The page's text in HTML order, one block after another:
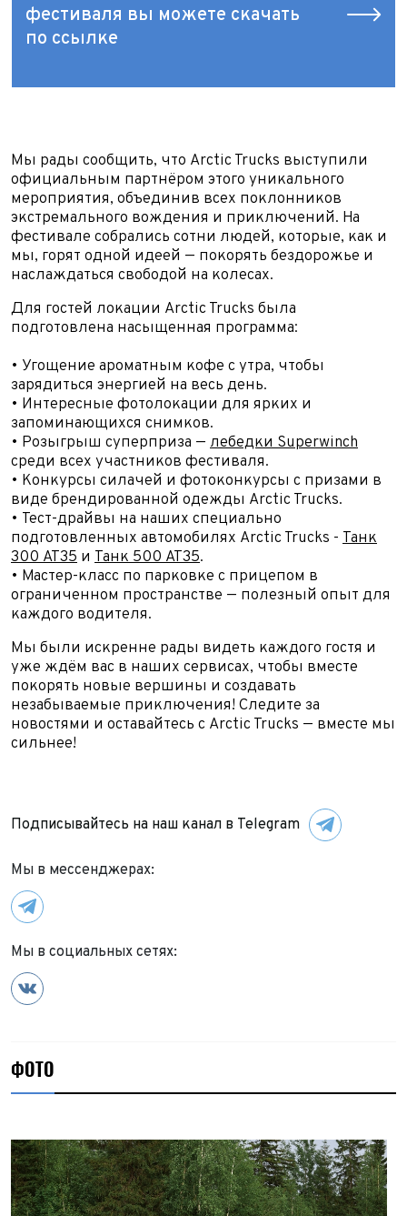
фестиваля вы можете скачать
по ссылке
Мы рады сообщить, что Arctic Trucks выступили
официальным партнёром этого уникального
мероприятия, объединив всех поклонников
экстремального вождения и приключений. На
фестивале собрались сотни людей, которые, как и
мы, горят одной идеей — покорять бездорожье и
наслаждаться свободой на колесах.
Для гостей локации Arctic Trucks была
подготовлена насыщенная программа:
• Угощение ароматным кофе с утра, чтобы
зарядиться энергией на весь день.
• Интересные фотолокации для ярких и
запоминающихся снимков.
• Розыгрыш суперприза — лебедки Superwinch
среди всех участников фестиваля.
• Конкурсы силачей и фотоконкурсы с призами в
виде брендированной одежды Arctic Trucks.
• Тест-драйвы на наших специально
подготовленных автомобилях Arctic Trucks - Танк
300 AT35 и Танк 500 AT35.
• Мастер-класс по парковке с прицепом в
ограниченном пространстве — полезный опыт для
каждого водителя.
Мы были искренне рады видеть каждого гостя и
уже ждём вас в наших сервисах, чтобы вместе
покорять новые вершины и создавать
незабываемые приключения! Следите за
новостями и оставайтесь с Arctic Trucks — вместе мы
сильнее!
Подписывайтесь на наш канал в Telegram
Мы в мессенджерах:
Мы в социальных сетях:
ФОТО